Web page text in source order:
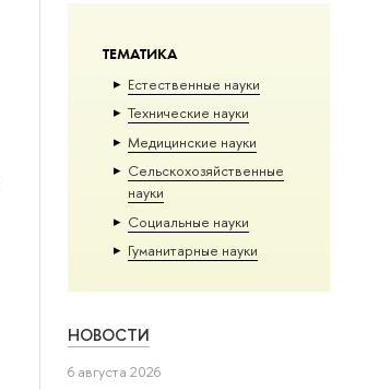
ТЕМАТИКА
Естественные науки
Тех­ничес­кие науки
Медицинские науки
Сельскохозяйственные
науки
Социальные науки
Гуманитарные науки
НОВОСТИ
6 августа 2026